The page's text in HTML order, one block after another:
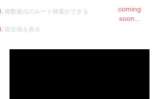
複数拠点のルート検索ができる
​現在地を表示
coming
soon...